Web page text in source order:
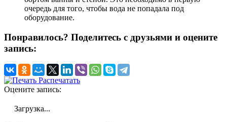
очередь для того, чтобы вода не попадала под
оборудование.
Понравилось? Поделитесь с друзьями и оцените
запись:
Распечатать
Оцените запись:
Загрузка...